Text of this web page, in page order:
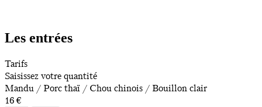
Les entrées
Tarifs
Saisissez votre quantité
Mandu / Porc thaï / Chou chinois / Bouillon clair
16 €